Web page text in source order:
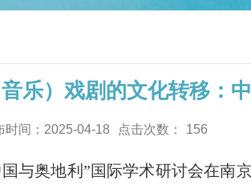
乐）戏剧的文化转移：
时间：2025-04-18 点击次数： 156
与奥地利”国际学术研讨会在